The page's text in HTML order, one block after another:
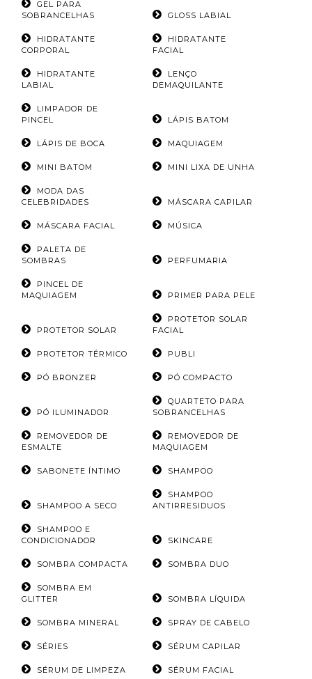
GEL PARA
SOBRANCELHAS
GLOSS LABIAL
HIDRATANTE
CORPORAL
HIDRATANTE
FACIAL
HIDRATANTE
LABIAL
LENÇO
DEMAQUILANTE
LIMPADOR DE
PINCEL
LÁPIS BATOM
LÁPIS DE BOCA MAQUIAGEM
MINI BATOM MINI LIXA DE UNHA
MODA DAS
CELEBRIDADES
MÁSCARA CAPILAR
MÁSCARA FACIAL MÚSICA
PALETA DE
SOMBRAS
PERFUMARIA
PINCEL DE
MAQUIAGEM
PRIMER PARA PELE
PROTETOR SOLAR
PROTETOR SOLAR
FACIAL
PROTETOR TÉRMICO PUBLI
PÓ BRONZER PÓ COMPACTO
PÓ ILUMINADOR
QUARTETO PARA
SOBRANCELHAS
REMOVEDOR DE
ESMALTE
REMOVEDOR DE
MAQUIAGEM
SABONETE ÍNTIMO SHAMPOO
SHAMPOO A SECO
SHAMPOO
ANTIRRESIDUOS
SHAMPOO E
CONDICIONADOR
SKINCARE
SOMBRA COMPACTA SOMBRA DUO
SOMBRA EM
GLITTER
SOMBRA LÍQUIDA
SOMBRA MINERAL SPRAY DE CABELO
SÉRIES SÉRUM CAPILAR
SÉRUM DE LIMPEZA SÉRUM FACIAL